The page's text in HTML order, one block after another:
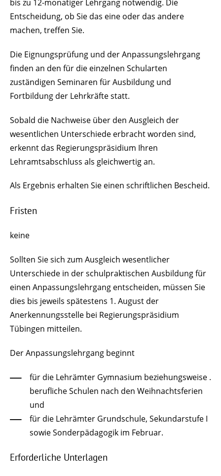
bis zu 12-monatiger Lehrgang notwendig. Die
Entscheidung, ob Sie das eine oder das andere
machen, treffen Sie.
Die Eignungsprüfung und der Anpassungslehrgang
finden an den für die einzelnen Schularten
zuständigen Seminaren für Ausbildung und
Fortbildung der Lehrkräfte statt.
Sobald die Nachweise über den Ausgleich der
wesentlichen Unterschiede erbracht worden sind,
erkennt das Regierungspräsidium Ihren
Lehramtsabschluss als gleichwertig an.
Als Ergebnis erhalten Sie einen schriftlichen Bescheid.
Fristen
keine
Sollten Sie sich zum Ausgleich wesentlicher
Unterschiede in der schulpraktischen Ausbildung für
einen Anpassungslehrgang entscheiden, müssen Sie
dies bis jeweils spätestens 1. August der
Anerkennungsstelle bei Regierungspräsidium
Tübingen mitteilen.
Der Anpassungslehrgang beginnt
für die Lehrämter Gymnasium beziehungsweise .
berufliche Schulen nach den Weihnachtsferien
und
für die Lehrämter Grundschule, Sekundarstufe I
sowie Sonderpädagogik im Februar.
Erforderliche Unterlagen